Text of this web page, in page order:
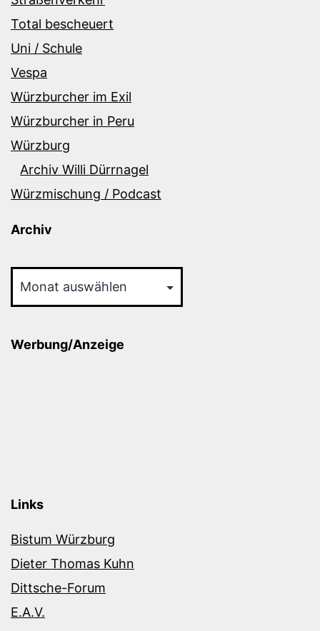
Total bescheuert
Uni / Schule
Vespa
Würzburcher im Exil
Würzburcher in Peru
Würzburg
Archiv Willi Dürrnagel
Würzmischung / Podcast
Archiv
Werbung/Anzeige
Links
Bistum Würzburg
Dieter Thomas Kuhn
Dittsche-Forum
E.A.V.